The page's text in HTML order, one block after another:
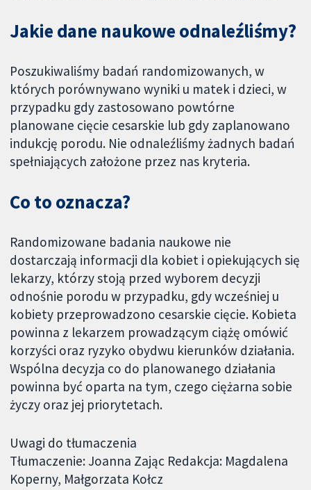
Jakie dane naukowe odnaleźliśmy?
Poszukiwaliśmy badań randomizowanych, w
których porównywano wyniki u matek i dzieci, w
przypadku gdy zastosowano powtórne
planowane cięcie cesarskie lub gdy zaplanowano
indukcję porodu. Nie odnaleźliśmy żadnych badań
spełniających założone przez nas kryteria.
Co to oznacza?
Randomizowane badania naukowe nie
dostarczają informacji dla kobiet i opiekujących się
lekarzy, którzy stoją przed wyborem decyzji
odnośnie porodu w przypadku, gdy wcześniej u
kobiety przeprowadzono cesarskie cięcie. Kobieta
powinna z lekarzem prowadzącym ciążę omówić
korzyści oraz ryzyko obydwu kierunków działania.
Wspólna decyzja co do planowanego działania
powinna być oparta na tym, czego ciężarna sobie
życzy oraz jej priorytetach.
Uwagi do tłumaczenia
Tłumaczenie: Joanna Zając Redakcja: Magdalena
Koperny, Małgorzata Kołcz